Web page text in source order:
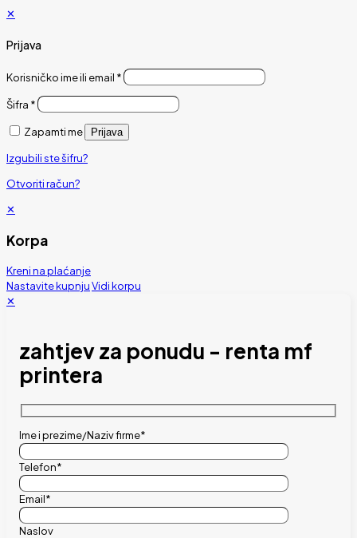
✕
Prijava
Korisničko ime ili email *
Šifra *
Zapamti me Prijava
Izgubili ste šifru?
Otvoriti račun?
✕
Korpa
Kreni na plaćanje
Nastavite kupnjuVidi korpu
✕
zahtjev za ponudu - renta mf
printera
Ime i prezime/Naziv firme*
Telefon*
Email*
Naslov